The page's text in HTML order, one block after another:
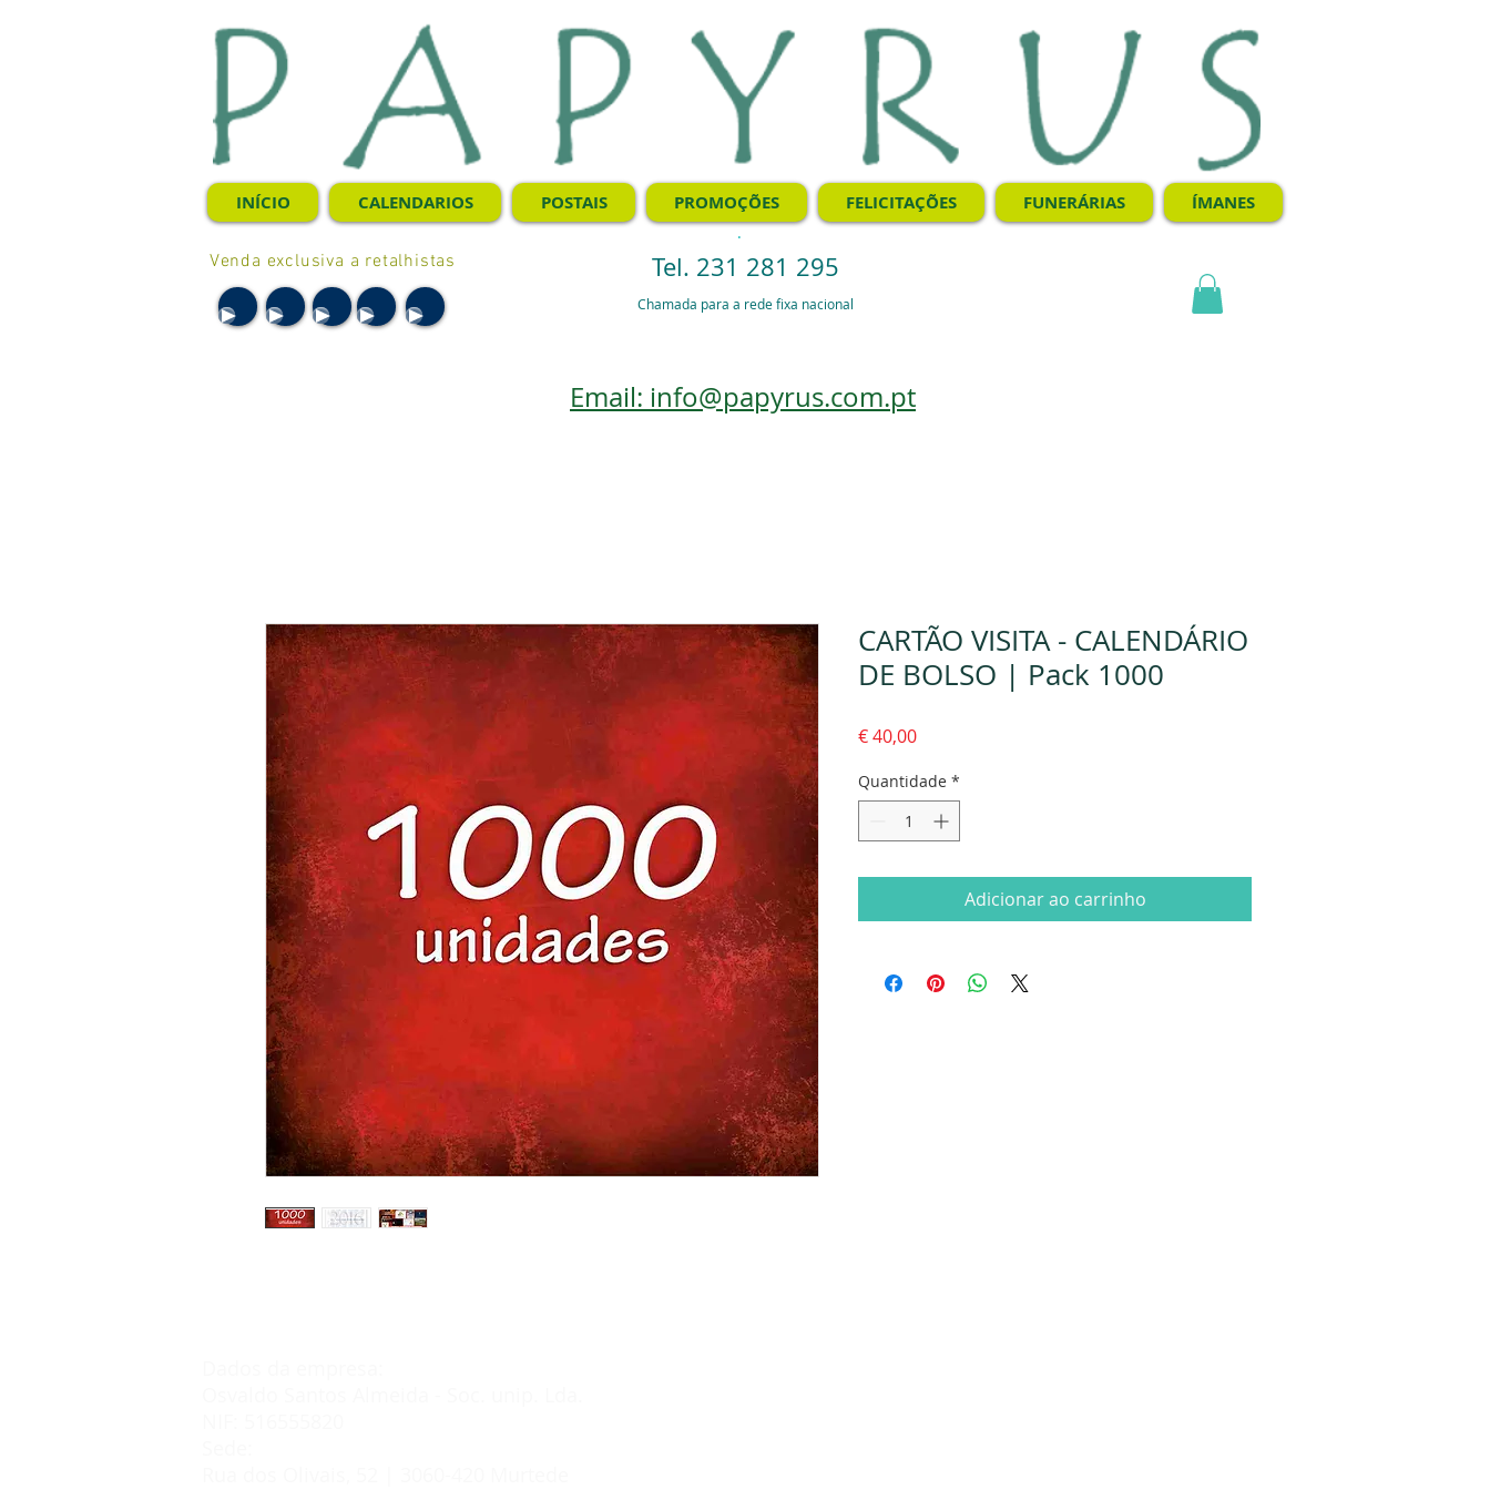
INÍCIO CALENDARIOS POSTAIS PROMOÇÕES FELICITAÇÕES FUNERÁRIAS ÍMANES
.
Venda exclusiva a retalhistas Tel. 231 281 295
Chamada para a rede fixa nacional
Email: info@papyrus.com.pt
CARTÃO VISITA - CALENDÁRIO
DE BOLSO | Pack 1000
€ 40,00Preço
Quantidade *
Adicionar ao carrinho